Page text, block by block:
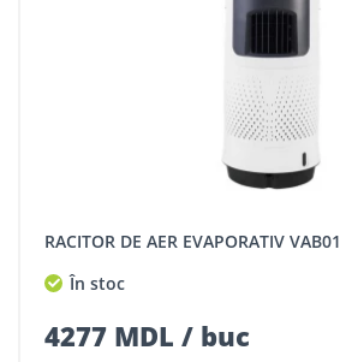
RACITOR DE AER EVAPORATIV
În stoc
4277 MDL / buc